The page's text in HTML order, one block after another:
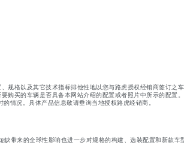
格以及其它技术指标排他性地以您与路虎授权经销商签订之
买的车辆是否具备本网站介绍的配置或者照片中所示的配置
情况。具体产品信息敬请垂询当地授权路虎经销商。
带来的全球性影响也进一步对规格的构建、选装配置和新款